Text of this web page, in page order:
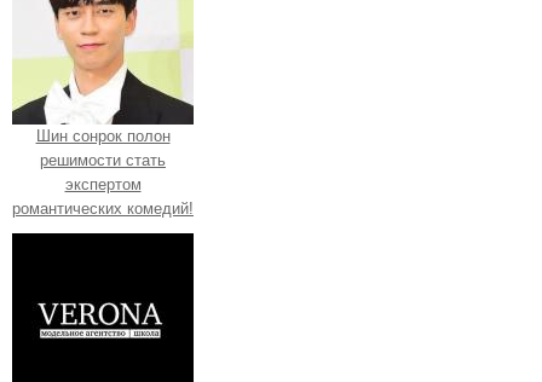
Шин сонрок полон
решимости стать
экспертом
романтических комедий!